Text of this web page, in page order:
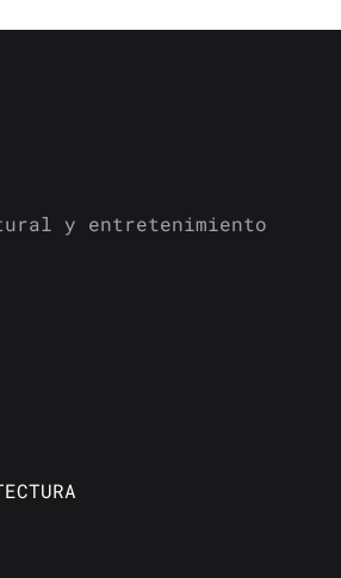
y entretenimiento